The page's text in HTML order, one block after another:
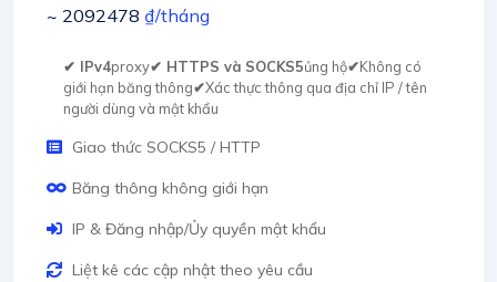
~ 2092478 ₫/tháng
✔ IPv4proxy✔ HTTPS và SOCKS5ủng hộ✔Không có
giới hạn băng thông✔Xác thực thông qua địa chỉ IP / tên
người dùng và mật khẩu
Giao thức SOCKS5 / HTTP
Băng thông không giới hạn
IP & Đăng nhập/Ủy quyền mật khẩu
Liệt kê các cập nhật theo yêu cầu